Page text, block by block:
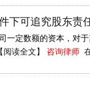
下可追究股东责
一定数额的资本，对
【阅读全文】 咨询律师